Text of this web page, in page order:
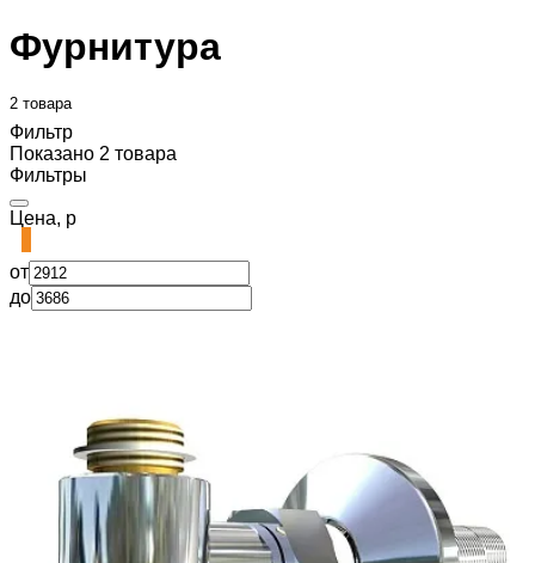
Фурнитура
2 товара
Фильтр
Показано 2 товара
Фильтры
Цена, р
от
до